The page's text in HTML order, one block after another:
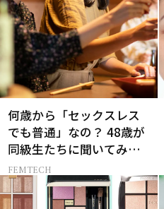
何歳から「セックスレス
でも普通」なの？ 48歳が
同級生たちに聞いてみた
ら…
FEMTECH